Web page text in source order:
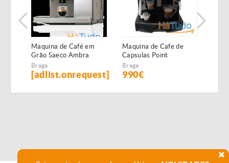
Maquina de Café em
Grão Saeco Ambra
Braga
[adlist.onrequest]
Maquina de Cafe de
Capsulas Point
Profissional 2 Grupos
Braga
990€